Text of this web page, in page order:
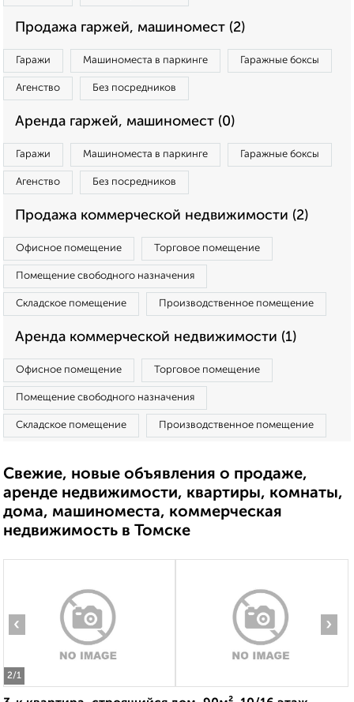
Продажа гаржей, машиномест (2)
Гаражи Машиноместа в паркинге Гаражные боксы
Агенство Без посредников
Аренда гаржей, машиномест (0)
Гаражи Машиноместа в паркинге Гаражные боксы
Агенство Без посредников
Продажа коммерческой недвижимости (2)
Офисное помещение Торговое помещение
Помещение свободного назначения
Складское помещение Производственное помещение
Аренда коммерческой недвижимости (1)
Офисное помещение Торговое помещение
Помещение свободного назначения
Складское помещение Производственное помещение
Свежие, новые объявления о продаже,
аренде недвижимости, квартиры, комнаты,
дома, машиноместа, коммерческая
недвижимость в Томске
2/1
‹ ›